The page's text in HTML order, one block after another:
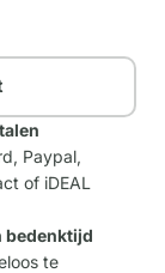
Paypal,
of iDEAL
bedenktijd
te